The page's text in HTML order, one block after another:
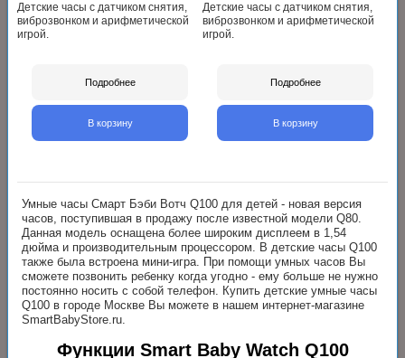
Детские часы с датчиком снятия,
виброзвонком и арифметической
игрой.
Подробнее
В корзину
Детские часы с датчиком снятия,
виброзвонком и арифметической
игрой.
Подробнее
В корзину
Умные часы Смарт Бэби Вотч Q100 для детей - новая версия
часов, поступившая в продажу после известной модели Q80.
Данная модель оснащена более широким дисплеем в 1,54
дюйма и производительным процессором. В детские часы Q100
также была встроена мини-игра. При помощи умных часов Вы
сможете позвонить ребенку когда угодно - ему больше не нужно
постоянно носить с собой телефон. Купить детские умные часы
Q100 в городе Москве Вы можете в нашем интернет-магазине
SmartBabyStore.ru.
Функции Smart Baby Watch Q100